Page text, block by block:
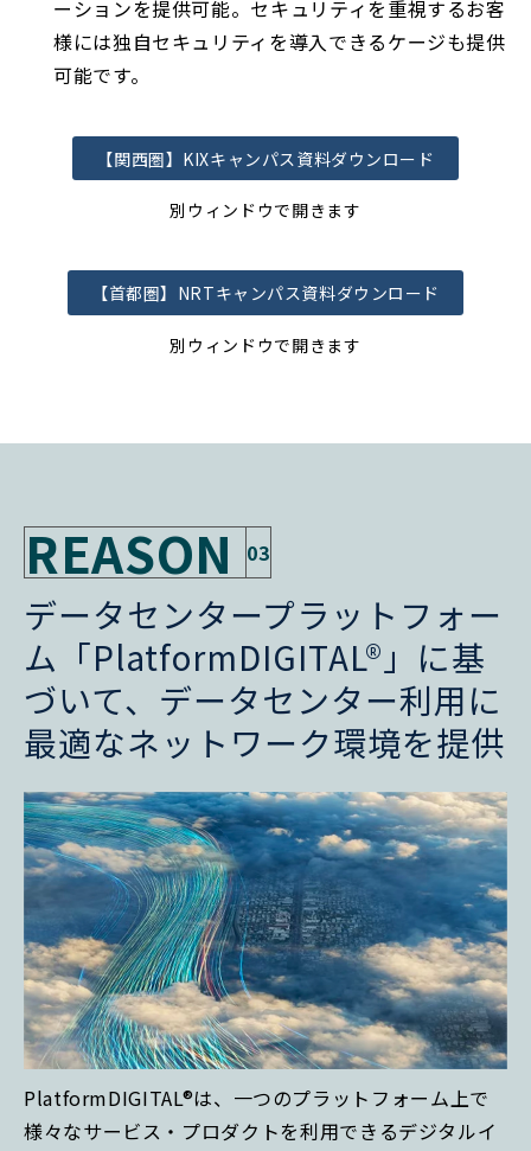
ーションを提供可能。セキュリティを重視するお客
様には独自セキュリティを導入できるケージも提供
可能です。
【関西圏】KIXキャンパス資料ダウンロード
別ウィンドウで開きます
【首都圏】NRTキャンパス資料ダウンロード
別ウィンドウで開きます
REASON 03
データセンタープラットフォー
ム「PlatformDIGITAL®」に基
づいて、データセンター利用に
最適なネットワーク環境を提供
PlatformDIGITAL®は、一つのプラットフォーム上で
様々なサービス・プロダクトを利用できるデジタルイ